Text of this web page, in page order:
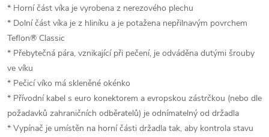
* Horní část víka je vyrobena z nerezového plechu
* Dolní část víka je z hliníku a je potažena nepřilnavým povrchem
Teflon® Classic
* Přebytečná pára, vznikající při pečení, je odváděna dutými šrouby
ve víku
* Pečicí víko má skleněné okénko
* Přívodní kabel s euro konektorem a evropskou zástrčkou (nebo dle
požadavků zahraničních odběratelů) je odnímatelný od držadla
* Vypínač je umístěn na horní části držadla tak, aby kontrola stavu